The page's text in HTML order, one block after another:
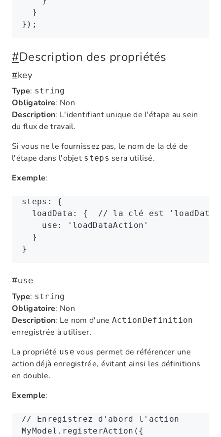
  }
});
#Description des propriétés
#key
Type: string
Obligatoire: Non
Description: L'identifiant unique de l'étape au sein
du flux de travail.
Si vous ne le fournissez pas, le nom de la clé de
l'étape dans l'objet steps sera utilisé.
Exemple:
steps :
{
  loadData
: { // la clé est 'loadData'
    use
:
'loadDataAction'
  }
}
#use
Type: string
Obligatoire: Non
Description: Le nom d'une ActionDefinition
enregistrée à utiliser.
La propriété use vous permet de référencer une
action déjà enregistrée, évitant ainsi les définitions
en double.
Exemple:
// Enregistrez d'abord l'action
MyModel .registerAction ({